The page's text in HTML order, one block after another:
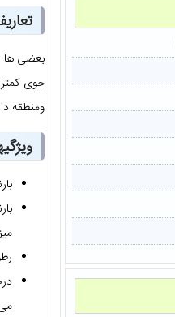
بعضی ها
جوی
ومنطقه